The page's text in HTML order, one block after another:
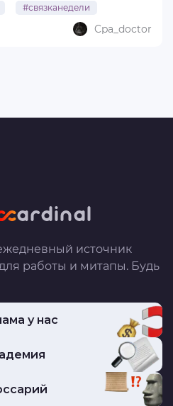
#связканедели
Cpa_doctor
источник
работы и митапы. Будь
у нас